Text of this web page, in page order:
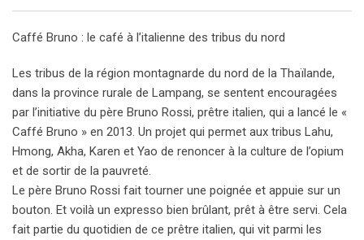
Caffé Bruno : le café à l’italienne des tribus du nord
Les tribus de la région montagnarde du nord de la Thaïlande,
dans la province rurale de Lampang, se sentent encouragées
par l’initiative du père Bruno Rossi, prêtre italien, qui a lancé le «
Caffé Bruno » en 2013. Un projet qui permet aux tribus Lahu,
Hmong, Akha, Karen et Yao de renoncer à la culture de l’opium
et de sortir de la pauvreté.
Le père Bruno Rossi fait tourner une poignée et appuie sur un
bouton. Et voilà un expresso bien brûlant, prêt à être servi. Cela
fait partie du quotidien de ce prêtre italien, qui vit parmi les